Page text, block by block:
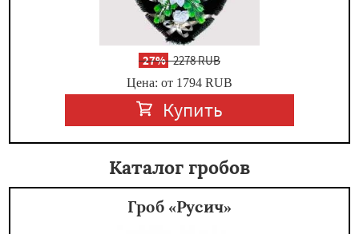
-27%2278 RUB
Цена: от 1794 RUB
Купить
Каталог гробов
Гроб «Русич»